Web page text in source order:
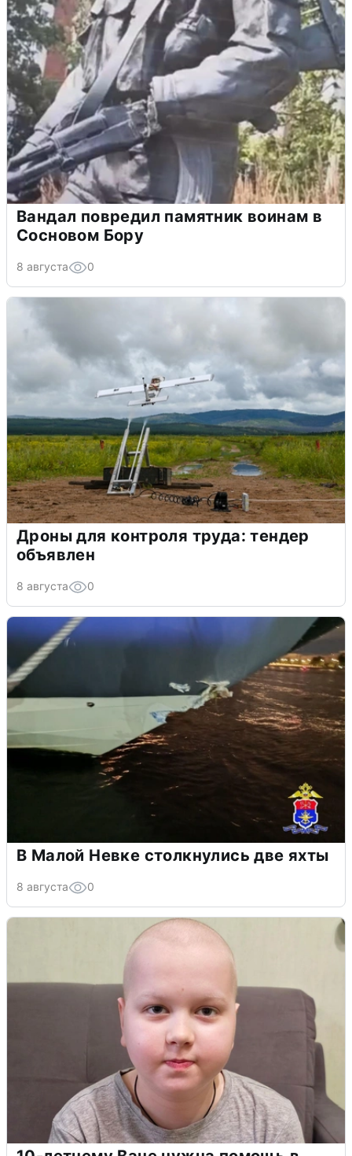
Вандал повредил памятник воинам в
Сосновом Бору
8 августа 0
Дроны для контроля труда: тендер
объявлен
8 августа 0
В Малой Невке столкнулись две яхты
8 августа 0